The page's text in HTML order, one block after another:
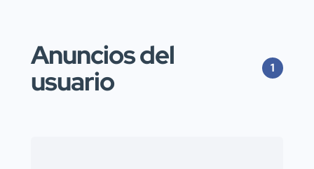
Anuncios del
usuario 1